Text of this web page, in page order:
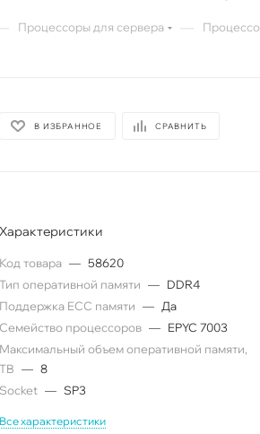
Процессоры для сервера
В ИЗБРАННОЕ СРАВНИТЬ
Характеристики
Код товара — 58620
Тип оперативной памяти — DDR4
Поддержка ECC памяти — Да
Семейство процессоров — EPYC 7003
Максимальный объем оперативной памяти,
TB — 8
Socket — SP3
Все характеристики